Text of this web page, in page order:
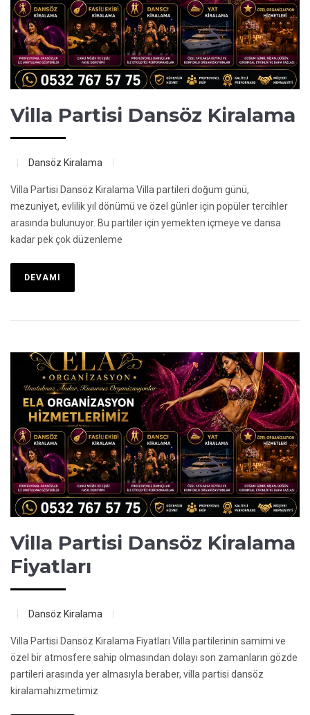
Villa Partisi Dansöz Kiralama
Dansöz Kiralama
Villa Partisi Dansöz Kiralama Villa partileri doğum günü,
mezuniyet, evlilik yıl dönümü ve özel günler için popüler tercihler
arasında bulunuyor. Bu partiler için yemekten içmeye ve dansa
kadar pek çok düzenleme
DEVAMI
Villa Partisi Dansöz Kiralama
Fiyatları
Dansöz Kiralama
Villa Partisi Dansöz Kiralama Fiyatları Villa partilerinin samimi ve
özel bir atmosfere sahip olmasından dolayı son zamanların gözde
partileri arasında yer almasıyla beraber, villa partisi dansöz
kiralamahizmetimiz